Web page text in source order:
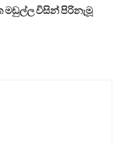
මඩුල්ල විසින් පිරිනැමූ